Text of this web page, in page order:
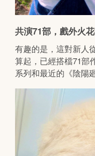
共演71部，戲外火
有趣的是，這對新人
算起，已經搭檔71部
系列和最近的《陰陽